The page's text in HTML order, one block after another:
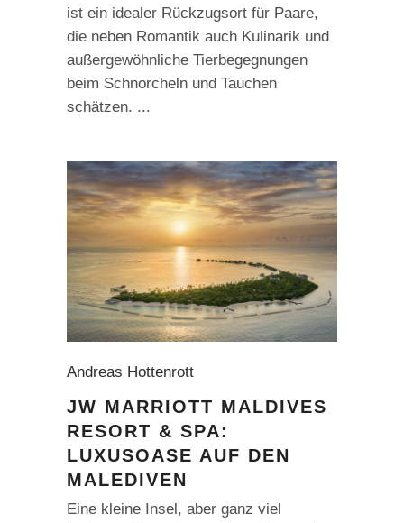
ist ein idealer Rückzugsort für Paare,
die neben Romantik auch Kulinarik und
außergewöhnliche Tierbegegnungen
beim Schnorcheln und Tauchen
schätzen.
Andreas Hottenrott
JW MARRIOTT MALDIVES
RESORT & SPA:
LUXUSOASE AUF DEN
MALEDIVEN
Eine kleine Insel, aber ganz viel